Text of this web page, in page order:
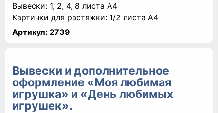
Вывески: 1, 2, 4, 8 листа А4
Картинки для растяжки: 1/2 листа А4
Артикул: 2739
Вывески и дополнительное
оформление «Моя любимая
игрушка» и «День любимых
игрушек».